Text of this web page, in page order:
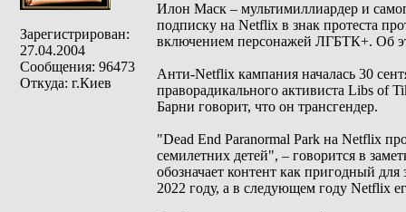
Зарегистрирован:
27.04.2004
Сообщения: 96473
Откуда: г.Киев
Илон Маск – мультимиллиардер и
подписку на Netflix в знак протеста
включением персонажей ЛГБТК+. Об
Анти-Netflix кампания началась 30
праворадикального активиста Libs of
Барни говорит, что он трансгендер.
"Dead End Paranormal Park на Netflix
семилетних детей", – говорится в
обозначает контент как пригодный
2022 году, а в следующем году Netflix